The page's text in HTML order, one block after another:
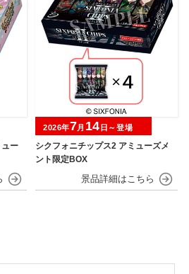
ー
シクフォニチップス2 アミューズメ
ント限定BOX
2026年7月 14 日～登場